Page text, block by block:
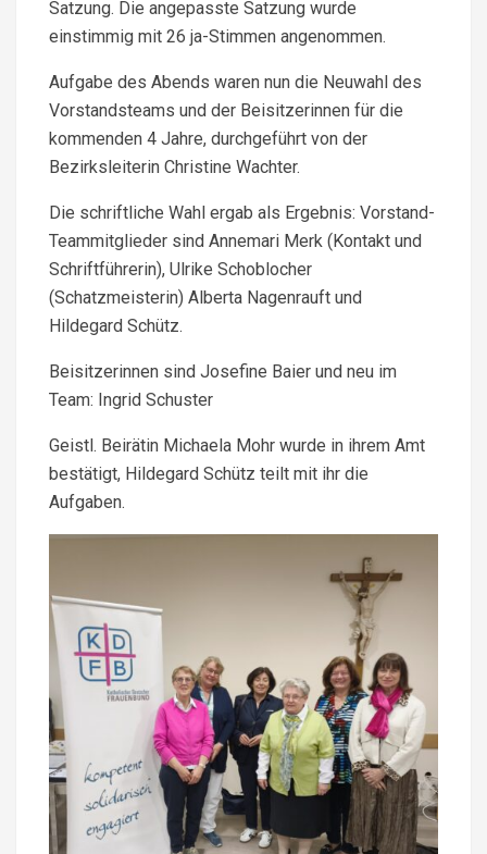
Satzung. Die angepasste Satzung wurde
einstimmig mit 26 ja-Stimmen angenommen.
Aufgabe des Abends waren nun die Neuwahl des
Vorstandsteams und der Beisitzerinnen für die
kommenden 4 Jahre, durchgeführt von der
Bezirksleiterin Christine Wachter.
Die schriftliche Wahl ergab als Ergebnis: Vorstand-
Teammitglieder sind Annemari Merk (Kontakt und
Schriftführerin), Ulrike Schoblocher
(Schatzmeisterin) Alberta Nagenrauft und
Hildegard Schütz.
Beisitzerinnen sind Josefine Baier und neu im
Team: Ingrid Schuster
Geistl. Beirätin Michaela Mohr wurde in ihrem Amt
bestätigt, Hildegard Schütz teilt mit ihr die
Aufgaben.